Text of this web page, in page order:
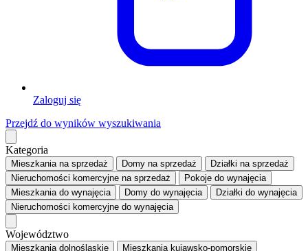
Zaloguj się
Przejdź do wyników wyszukiwania
Kategoria
Mieszkaniana sprzedaż Domy na sprzedaż Działki na sprzedaż
Nieruchomości komercyjne na sprzedaż Pokoje do wynajęcia
Mieszkaniado wynajęcia Domy do wynajęcia Działki do wynajęcia
Nieruchomości komercyjne do wynajęcia
Województwo
Mieszkania dolnośląskie
Mieszkania kujawsko-pomorskie